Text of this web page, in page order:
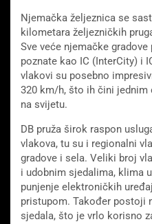
Njemačka željeznica se
kilometara željezničkih
Sve veće njemačke gradove
poznate kao IC (InterCity) i
vlakovi su posebno
320 km/h, što ih čini jednim
na svijetu.
DB pruža širok raspon
vlakova, tu su i regionalni
gradove i sela. Veliki broj
i udobnim sjedalima, klima
punjenje elektroničkih
pristupom. Također postoji
sjedala, što je vrlo korisno